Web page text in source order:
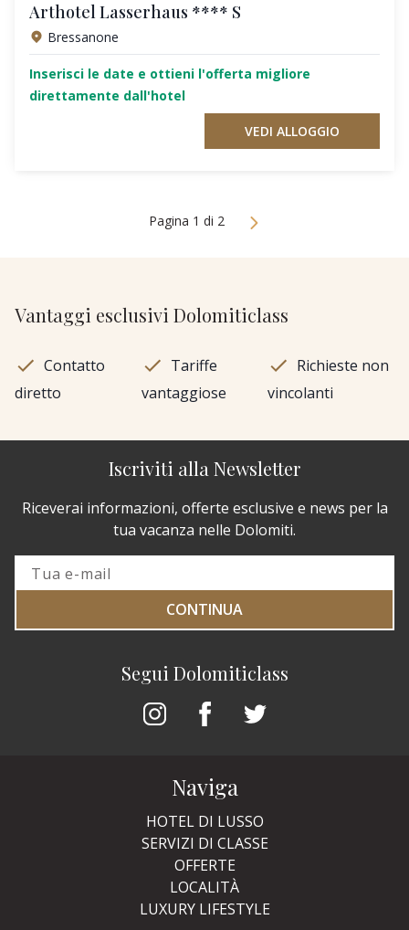
Arthotel Lasserhaus **** S
Bressanone
Inserisci le date e ottieni l'offerta migliore
direttamente dall'hotel
VEDI ALLOGGIO
Pagina 1 di 2
Vantaggi esclusivi Dolomiticlass
Contatto
diretto
Tariffe
vantaggiose
Richieste non
vincolanti
Segui Dolomiticlass
Iscriviti alla Newsletter
Riceverai informazioni, offerte esclusive e news per la
tua vacanza nelle Dolomiti.
CONTINUA
Naviga
HOTEL DI LUSSO
SERVIZI DI CLASSE
OFFERTE
LOCALITÀ
LUXURY LIFESTYLE